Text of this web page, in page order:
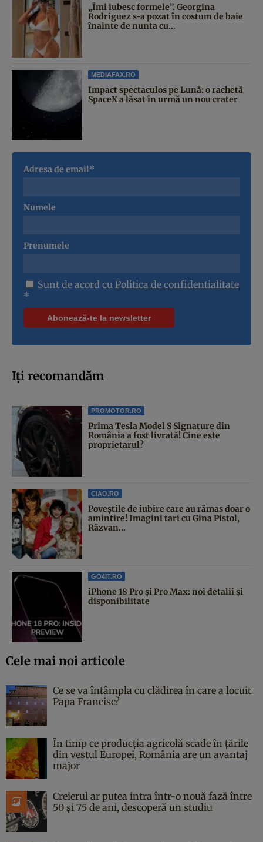
„Îmi iubesc formele”. Georgina
Rodriguez s-a pozat în costum de baie
înainte de nunta cu...
MEDIAFAX.RO
Impact spectaculos pe Lună: o rachetă
SpaceX a lăsat în urmă un nou crater
Adresa de email*
Numele
Prenumele
Sunt de acord cu Politica de confidentialitate
*
Iți recomandăm
PROMOTOR.RO
Prima Tesla Model S Signature din
România a fost livrată! Cine este
proprietarul?
CIAO.RO
Poveştile de iubire care au rămas doar o
amintire! Imagini tari cu Gina Pistol,
Răzvan...
GO4IT.RO
iPhone 18 Pro și Pro Max: noi detalii și
disponibilitate
Cele mai noi articole
Ce se va întâmpla cu clădirea în care a locuit
Papa Francisc?
În timp ce producția agricolă scade în țările
din vestul Europei, România are un avantaj
major
Creierul ar putea intra într-o nouă fază între
50 și 75 de ani, descoperă un studiu